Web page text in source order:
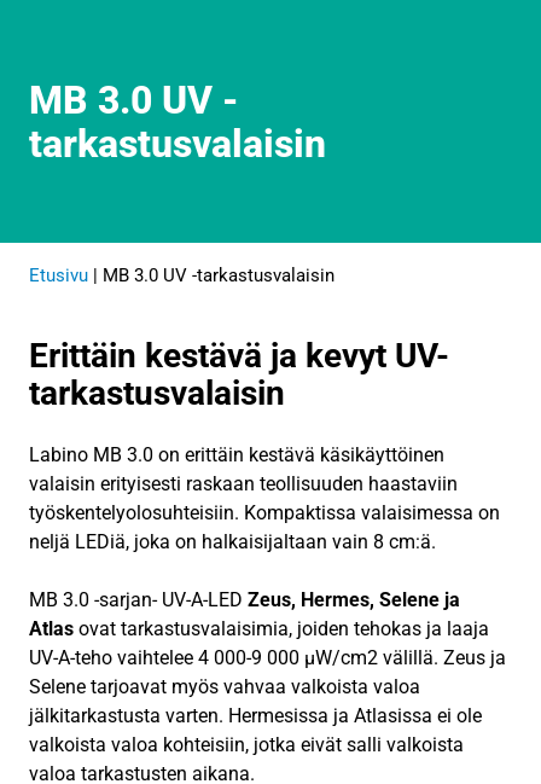
MB 3.0 UV -
tarkastusvalaisin
Etusivu | MB 3.0 UV -tarkastusvalaisin
Erittäin kestävä ja kevyt UV-
tarkastusvalaisin
Labino MB 3.0 on erittäin kestävä käsikäyttöinen
valaisin erityisesti raskaan teollisuuden haastaviin
työskentelyolosuhteisiin. Kompaktissa valaisimessa on
neljä LEDiä, joka on halkaisijaltaan vain 8 cm:ä.
MB 3.0 -sarjan- UV-A-LED Zeus, Hermes, Selene ja
Atlas ovat tarkastusvalaisimia, joiden tehokas ja laaja
UV-A-teho vaihtelee 4 000-9 000 μW/cm2 välillä. Zeus ja
Selene tarjoavat myös vahvaa valkoista valoa
jälkitarkastusta varten. Hermesissa ja Atlasissa ei ole
valkoista valoa kohteisiin, jotka eivät salli valkoista
valoa tarkastusten aikana.